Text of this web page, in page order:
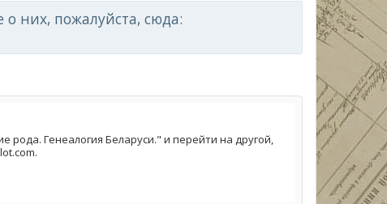
них, пожалуйста, сюда:
рода. Генеалогия Беларуси." и перейти на другой,